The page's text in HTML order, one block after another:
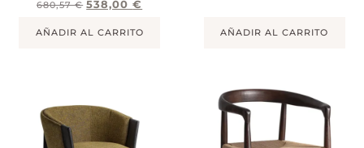
680,57€ 538,00€
AÑADIR AL CARRITO AÑADIR AL CARRITO